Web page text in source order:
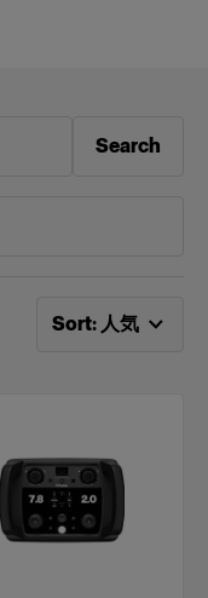
Search
次で並べ替え：
Sort: 人気